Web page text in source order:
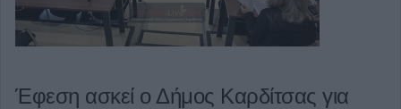
Έφεση ασκεί ο Δήμος Καρδίτσας για